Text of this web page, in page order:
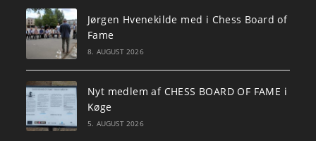
Jørgen Hvenekilde med i Chess Board of
Fame
8. AUGUST 2026
Nyt medlem af CHESS BOARD OF FAME i
Køge
5. AUGUST 2026